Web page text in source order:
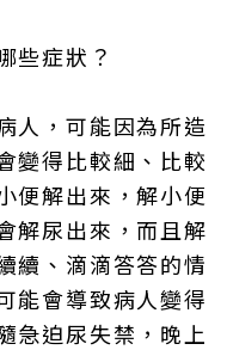
些症狀？
人，可能因為所造
變得比較細、比較
便解出來，解小便
解尿出來，而且解
續、滴滴答答的情
能會導致病人變得
急迫尿失禁，晚上